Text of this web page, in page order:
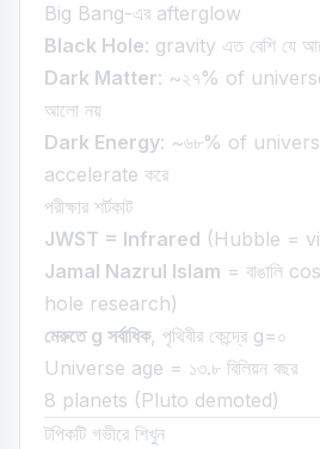
Big Bang-এর afterglow
Black Hole: gravity এত বেশি যে
Dark Matter: ~২৭% of
আলো নয়
Dark Energy: ~৬৮% of
accelerate করে
পরীক্ষার শর্টকাট
JWST = Infrared (Hubble =
Jamal Nazrul Islam = বাঙালি
hole research)
মেরুতে g সর্বাধিক, পৃথিবীর কেন্দ্রে g=০
Universe age = ১৩.৮ বিলিয়ন বছর
8 planets (Pluto demoted)
টপিকটি গভীরে শিখুন